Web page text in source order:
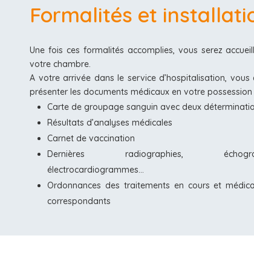
Formalités et
Une fois ces formalités accomplies, vous serez
votre chambre.
A votre arrivée dans le service d’hospitalisation, vous
présenter les documents médicaux en votre possession
Carte de groupage sanguin avec deux
Résultats d’analyses médicales
Carnet de vaccination
Dernières radiographies,
électrocardiogrammes…
Ordonnances des traitements en cours et
correspondants